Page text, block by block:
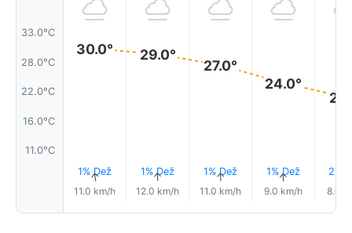
33.0°C
28.0°C
22.0°C
16.0°C
11.0°C
30.0°
1% Dež
↑
11.0 km/h
29.0°
1% Dež
↑
12.0 km/h
27.0°
1% Dež
↑
11.0 km/h
24.0°
1% Dež
↑
9.0 km/h
2%
8.0